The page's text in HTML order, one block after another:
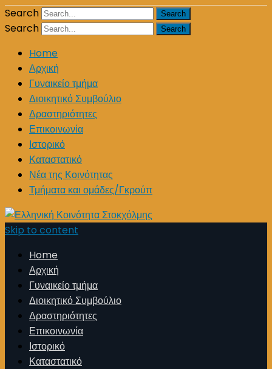
Search
Search
Home
Αρχική
Γυναικείο τμήμα
Διοικητικό Συμβούλιο
Δραστηριότητες
Επικοινωνία
Ιστορικό
Καταστατικό
Νέα της Κοινότητας
Τμήματα και ομάδες/Γκρούπ
Skip to content
Home
Αρχική
Γυναικείο τμήμα
Διοικητικό Συμβούλιο
Δραστηριότητες
Επικοινωνία
Ιστορικό
Καταστατικό